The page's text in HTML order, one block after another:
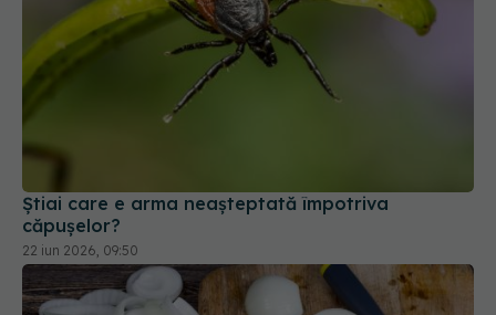
Știai care e arma neașteptată împotriva
căpușelor?
22 iun 2026, 09:50